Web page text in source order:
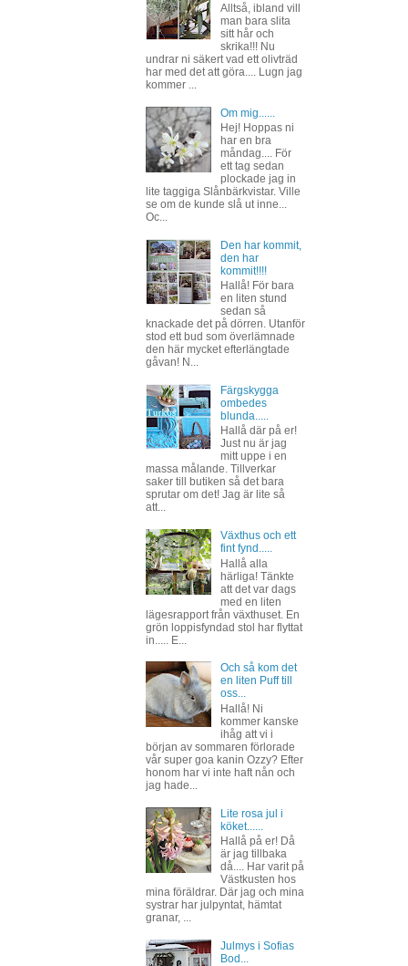
Alltså, ibland vill
man bara slita
sitt hår och
skrika!!! Nu
undrar ni säkert vad ett olivträd
har med det att göra.... Lugn jag
kommer ...
Om mig......
Hej! Hoppas ni
har en bra
måndag.... För
ett tag sedan
plockade jag in
lite taggiga Slånbärkvistar. Ville
se om de kunde slå ut inne...
Oc...
Den har kommit,
den har
kommit!!!!
Hallå! För bara
en liten stund
sedan så
knackade det på dörren. Utanför
stod ett bud som överlämnade
den här mycket efterlängtade
gåvan! N...
Färgskygga
ombedes
blunda.....
Hallå där på er!
Just nu är jag
mitt uppe i en
massa målande. Tillverkar
saker till butiken så det bara
sprutar om det! Jag är lite så
att...
Växthus och ett
fint fynd.....
Hallå alla
härliga! Tänkte
att det var dags
med en liten
lägesrapport från växthuset. En
grön loppisfyndad stol har flyttat
in..... E...
Och så kom det
en liten Puff till
oss...
Hallå! Ni
kommer kanske
ihåg att vi i
början av sommaren förlorade
vår super goa kanin Ozzy? Efter
honom har vi inte haft nån och
jag hade...
Lite rosa jul i
köket......
Hallå på er! Då
är jag tillbaka
då.... Har varit på
Västkusten hos
mina föräldrar. Där jag och mina
systrar har julpyntat, hämtat
granar, ...
Julmys i Sofias
Bod...